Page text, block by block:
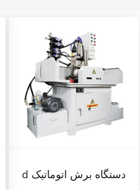
دستگاه برش اتوماتیک d